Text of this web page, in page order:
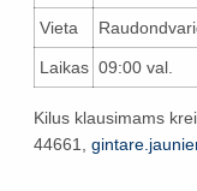
Vieta
Laikas 09:00 val.
Kilus klausimams
44661,